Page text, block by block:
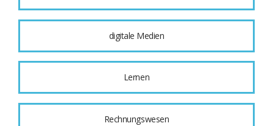
digitale Medien
Lernen
Rechnungswesen